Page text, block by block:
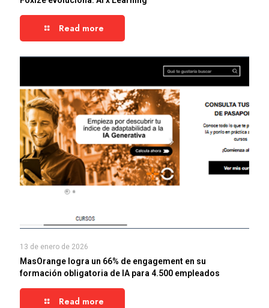
Read more
13 de enero de 2026
MasOrange logra un 66% de engagement en su
formación obligatoria de IA para 4.500 empleados
Read more